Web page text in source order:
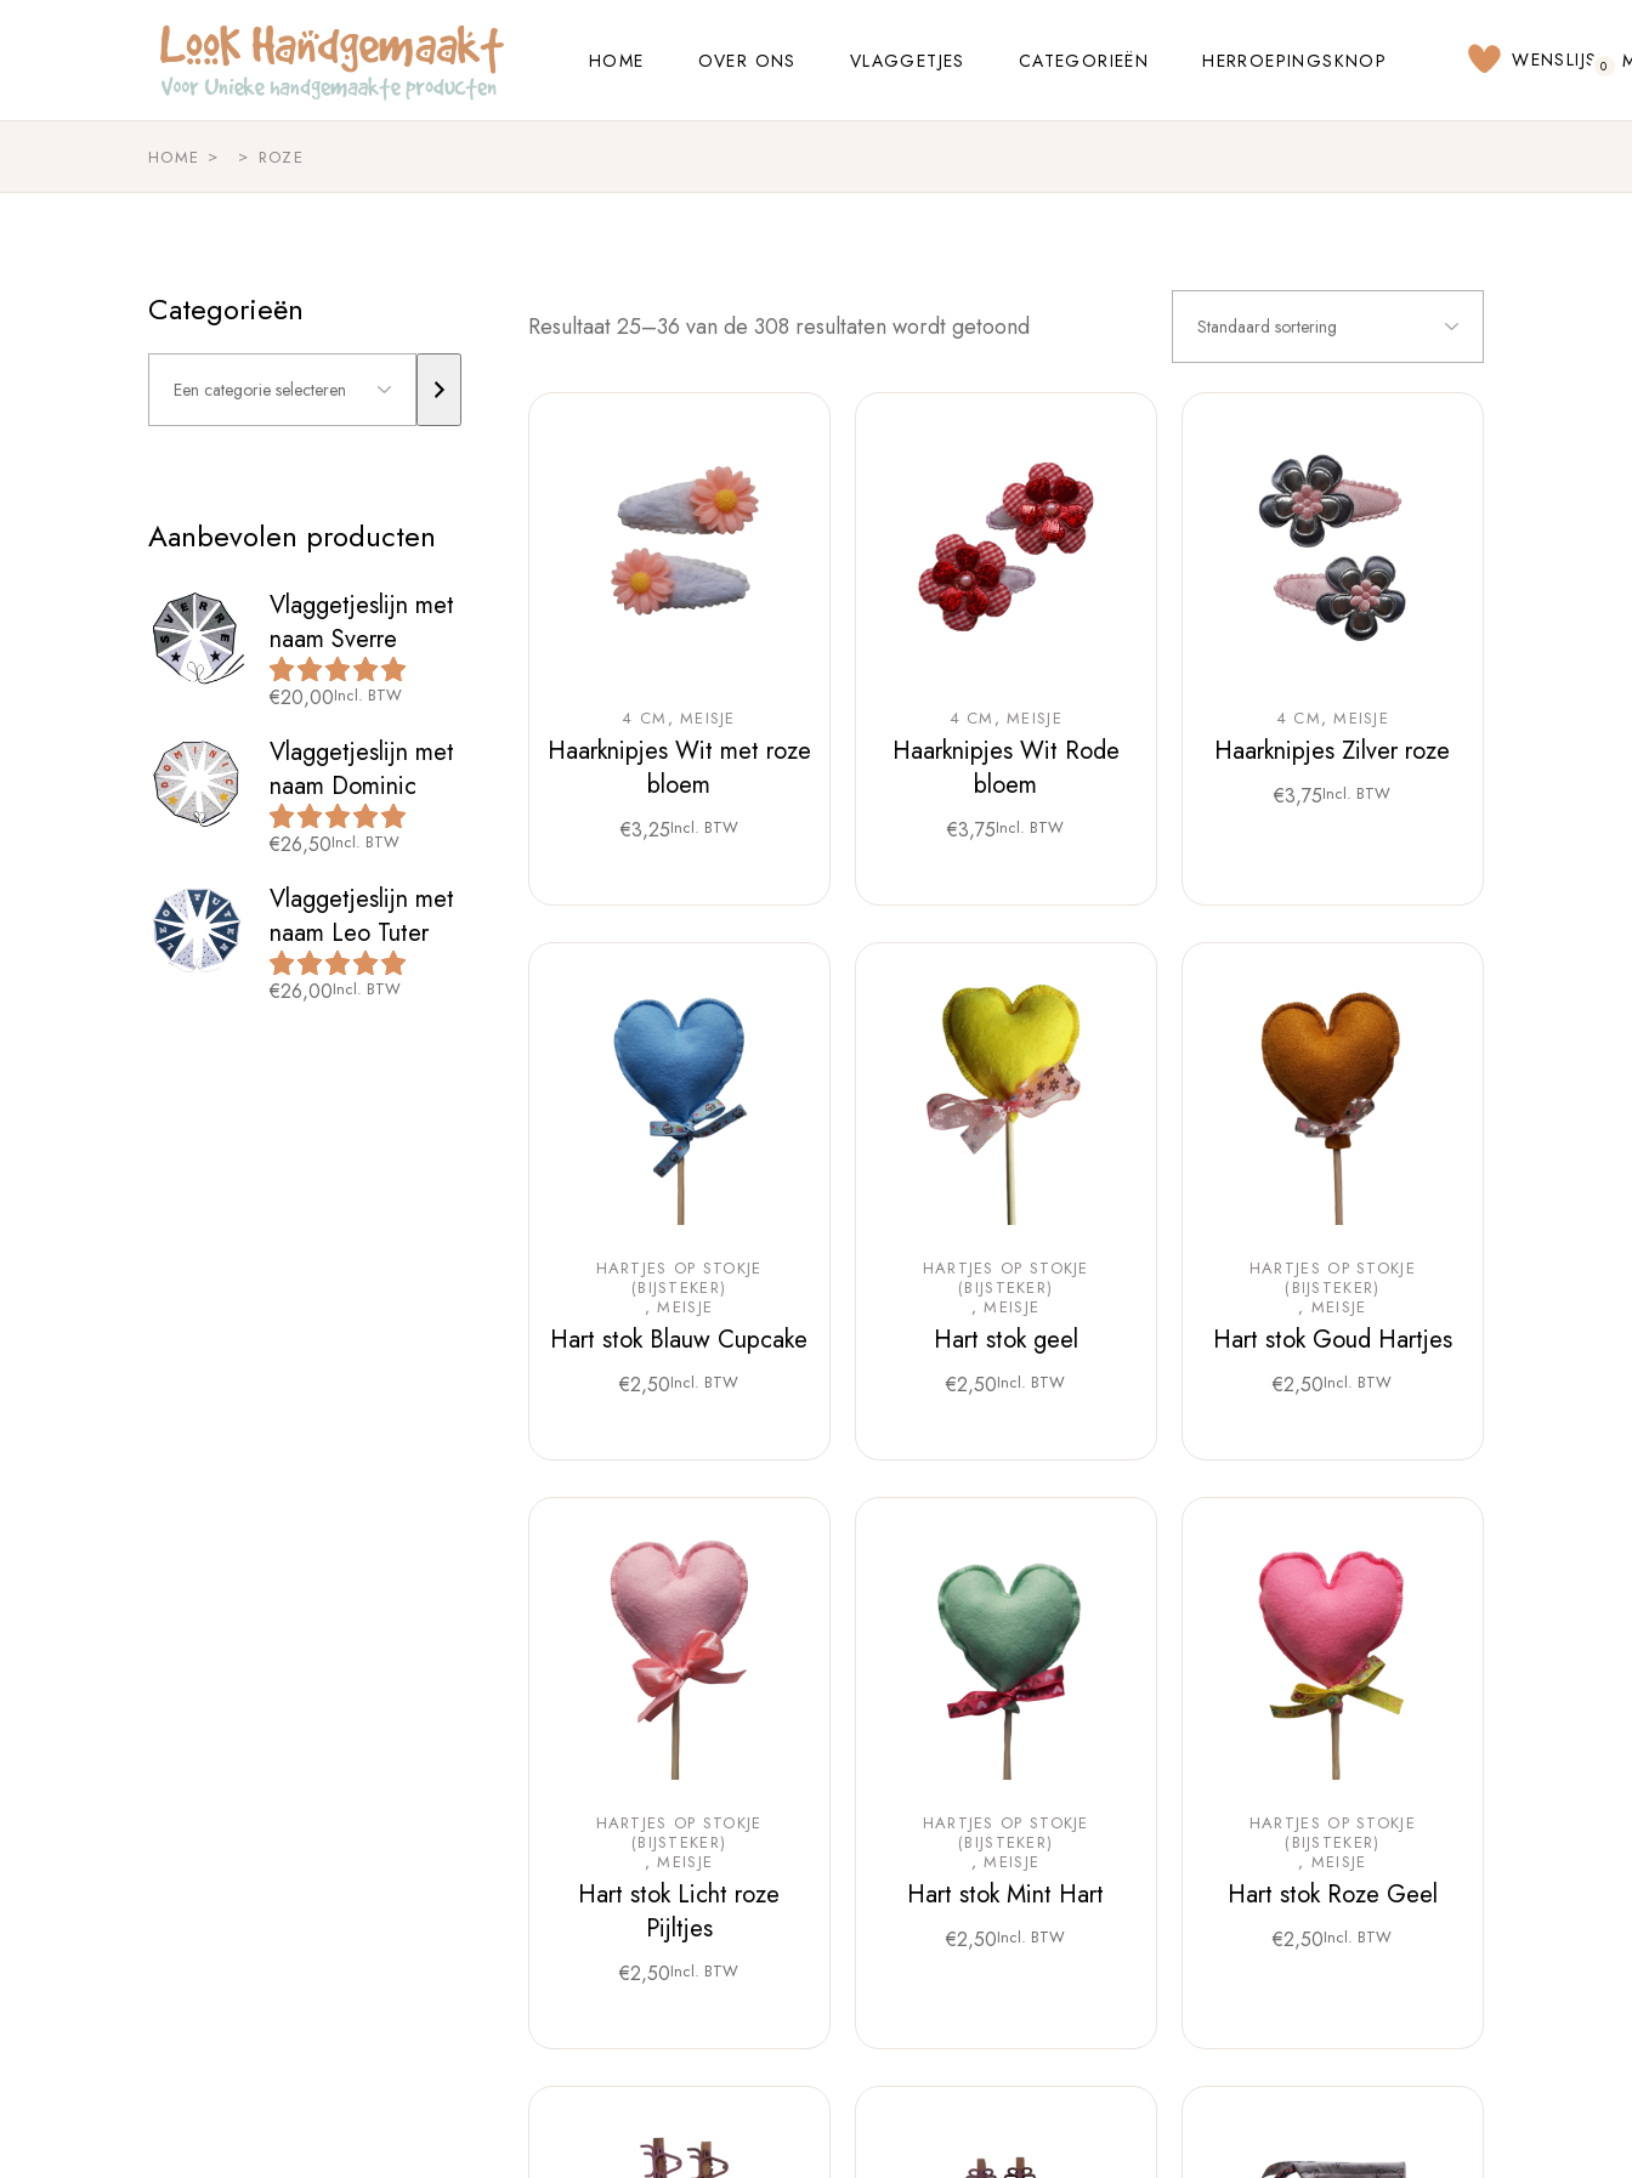
HOME OVER ONS VLAGGETJES CATEGORIEËN HERROEPINGSKNOP WENSLIJST
0
HOME ROZE
Resultaat 25–36 van de 308 resultaten wordt getoond Standaard sortering
4 CM MEISJE
Haarknipjes Wit met roze
bloem
€3,25Incl. BTW
4 CM MEISJE
Haarknipjes Wit Rode
bloem
€3,75Incl. BTW
4 CM MEISJE
Haarknipjes Zilver roze
€3,75Incl. BTW
HARTJES OP STOKJE
(BIJSTEKER)
MEISJE
Hart stok Blauw Cupcake
€2,50Incl. BTW
HARTJES OP STOKJE
(BIJSTEKER)
MEISJE
Hart stok geel
€2,50Incl. BTW
HARTJES OP STOKJE
(BIJSTEKER)
MEISJE
Hart stok Goud Hartjes
€2,50Incl. BTW
HARTJES OP STOKJE
(BIJSTEKER)
MEISJE
Hart stok Licht roze
Pijltjes
€2,50Incl. BTW
HARTJES OP STOKJE
(BIJSTEKER)
MEISJE
Hart stok Mint Hart
€2,50Incl. BTW
HARTJES OP STOKJE
(BIJSTEKER)
MEISJE
Hart stok Roze Geel
€2,50Incl. BTW
Categorieën
Een
categorie
selecteren
Aanbevolen producten
Vlaggetjeslijn met
naam Sverre
€20,00Incl. BTW
Vlaggetjeslijn met
naam Dominic
€26,50Incl. BTW
Vlaggetjeslijn met
naam Leo Tuter
€26,00Incl. BTW